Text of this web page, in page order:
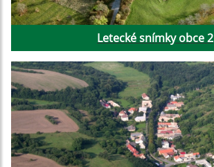
Letecké snímky obce 2